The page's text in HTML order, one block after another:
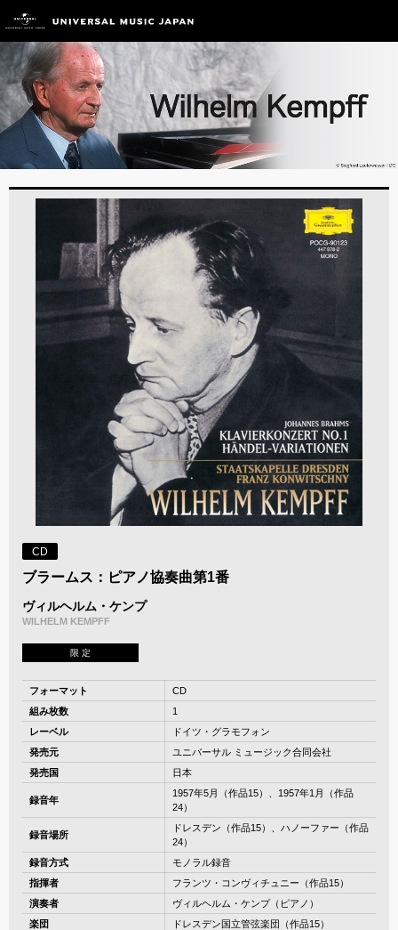
CD
ブラームス：ピアノ協奏曲第1番
ヴィルヘルム・ケンプ
WILHELM KEMPFF
限 定
フォーマット
CD
組み枚数
1
レーベル
ドイツ・グラモフォン
発売元
ユニバーサル ミュージック合同会社
発売国
日本
録音年
1957年5月（作品15）、1957年1月（作品
24）
録音場所
ドレスデン（作品15）、ハノーファー（作品
24）
録音方式
モノラル録音
指揮者
フランツ・コンヴィチュニー（作品15）
演奏者
ヴィルヘルム・ケンプ（ピアノ）
楽団
ドレスデン国立管弦楽団（作品15）